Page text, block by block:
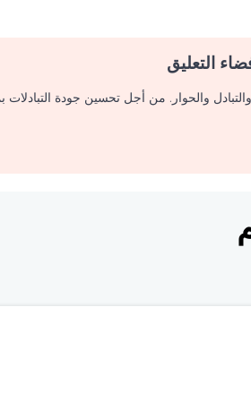
التعليق
والحوار. من أجل تحسين جودة